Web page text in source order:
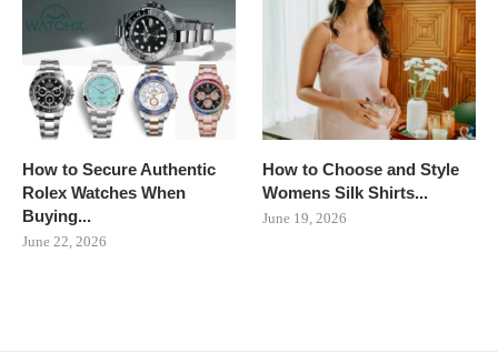
How to Secure Authentic
Rolex Watches When
Buying...
June 22, 2026
How to Choose and Style
Womens Silk Shirts...
June 19, 2026